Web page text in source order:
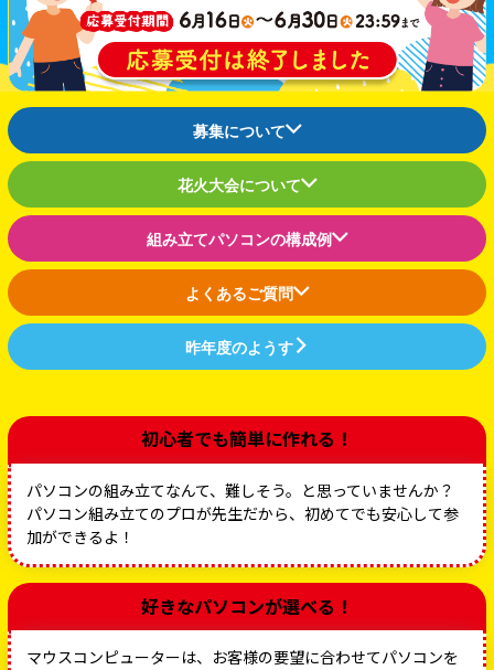
募集について
花火大会について
組み立てパソコンの構成例
よくあるご質問
昨年度のようす
初心者でも簡単に作れる！
パソコンの組み立てなんて、難しそう。と思っていませんか？
パソコン組み立てのプロが先生だから、初めてでも安心して参
加ができるよ！
好きなパソコンが選べる！
マウスコンピューターは、お客様の要望に合わせてパソコンを